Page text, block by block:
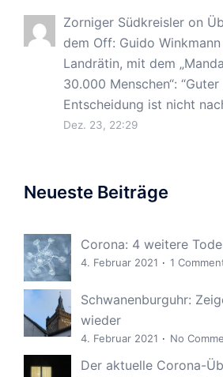
Zorniger Südkreisler on
dem Off: Guido
Landrätin, mit dem
30.000 Menschen“: “Guter
Entscheidung ist nicht
Dez. 23, 22:29
Neueste Beiträge
Corona: 4 weitere
4. Februar 2021 1
Schwanenburguhr:
wieder
4. Februar 2021 No
Der aktuelle Corona-